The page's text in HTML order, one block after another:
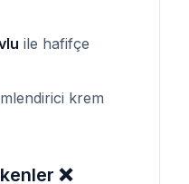
ile hafifçe
krem
❌